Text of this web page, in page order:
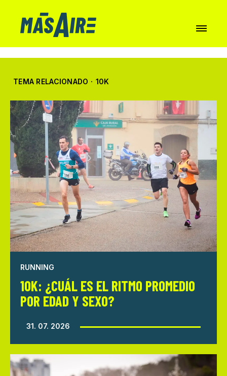
TEMA RELACIONADO · 10K
RUNNING
10K: ¿CUÁL ES EL RITMO PROMEDIO
POR EDAD Y SEXO?
31. 07. 2026